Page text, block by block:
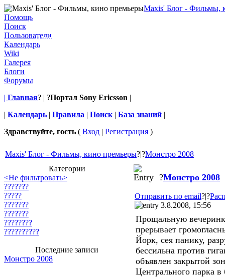
Блог о кино, фильмах и просмотре их на телефоне
Maxis' Блог - Фильмы,
Помощь
Поиск
Пользователи
Календарь
Wiki
Галерея
Блоги
Форумы
| Главная? | ?Портал Sony Ericsson |
| Календарь | Правила | Поиск | База знаний |
Здравствуйте, гость ( Вход | Регистрация )
Maxis' Блог - Фильмы, кино премьеры?|?Монстро 2008
Категории
<Не фильтровать>
???????
?????
???????
???????
????????
??????????
Последние записи
Монстро 2008
?Монстро 2008
Отправить по email?|?
3.8.2008, 15:56
Прощальную
прерывает
Йорк, сея панику,
бессильна против
объявлен закрытой
Центрального парка